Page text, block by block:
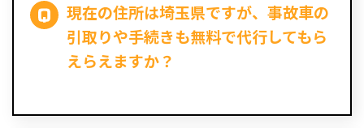
現在の住所は埼玉県ですが、事故車の
引取りや手続きも無料で代行してもら
えらえますか？